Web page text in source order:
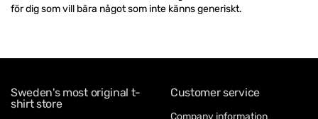
för dig som vill bära något som inte känns generiskt.
Sweden's most original t-
shirt store
Customer service